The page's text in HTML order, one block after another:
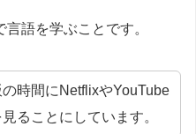
言語を学ぶことです。
時間にNetflixやYouTube
ることにしています。